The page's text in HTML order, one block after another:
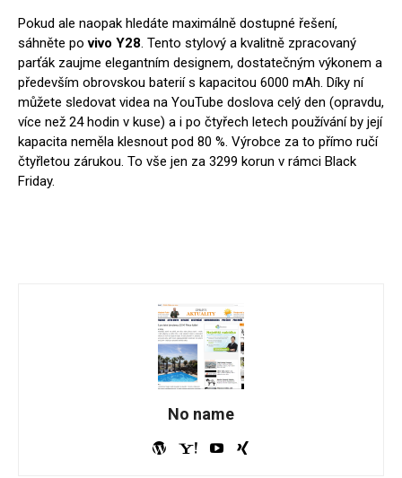
Pokud ale naopak hledáte maximálně dostupné řešení,
sáhněte povivo Y28. Tento stylový a kvalitně zpracovaný
parťák zaujme elegantním designem, dostatečným výkonem a
především obrovskou baterií s kapacitou 6000 mAh. Díky ní
můžete sledovat videa na YouTube doslova celý den (opravdu,
více než 24 hodin v kuse) a i po čtyřech letech používání by její
kapacita neměla klesnout pod 80 %. Výrobce za to přímo ručí
čtyřletou zárukou. To vše jen za 3299 korun v rámci Black
Friday.
No name